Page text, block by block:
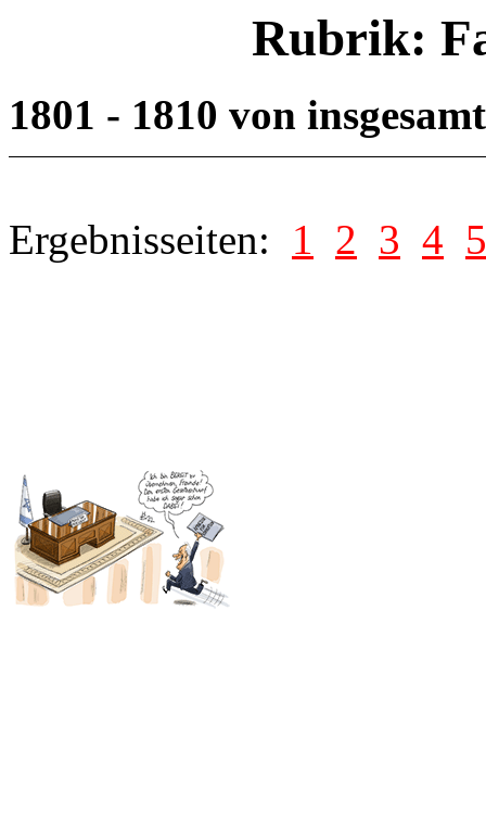
Rubrik:
1801 - 1810 von
Ergebnisseiten: 1 2 3 4 5